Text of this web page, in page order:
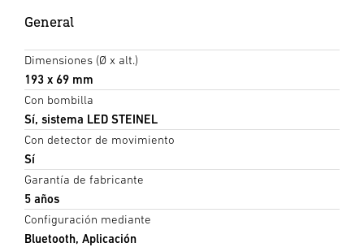
General
Dimensiones (Ø x alt.)
193 x 69 mm
Con bombilla
Sí, sistema LED STEINEL
Con detector de movimiento
Sí
Garantía de fabricante
5 años
Configuración mediante
Bluetooth, Aplicación